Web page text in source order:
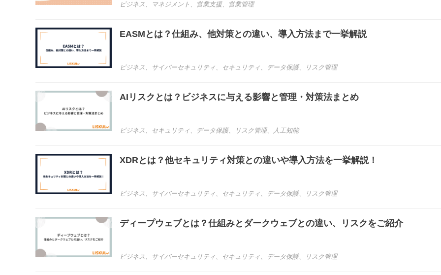
ビジネス 、 マネジメント 、 営業支援、 営業管理
EASMとは？仕組み、他対策との違い、導入方法まで一挙解説
ビジネス 、 サイバーセキュリティ 、 セキュリティ 、 データ保護、 リスク管理
AIリスクとは？ビジネスに与える影響と管理・対策法まとめ
ビジネス 、 セキュリティ 、 データ保護、 リスク管理、 人工知能
XDRとは？他セキュリティ対策との違いや導入方法を一挙解説！
ビジネス 、 サイバーセキュリティ 、 セキュリティ 、 データ保護、 リスク管理
ディープウェブとは？仕組みとダークウェブとの違い、リスクをご紹介
ビジネス 、 サイバーセキュリティ 、 セキュリティ 、 データ保護、 リスク管理